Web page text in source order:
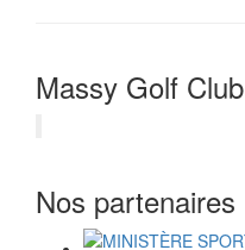
Massy Golf Club
Nos partenaires